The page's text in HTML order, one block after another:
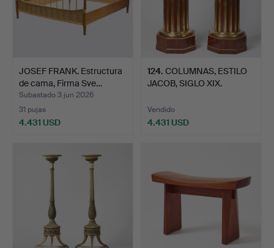
JOSEF FRANK. Estructura
de cama, Firma Sve…
Subastado 3 jun 2026
31 pujas
4.431 USD
124. COLUMNAS, ESTILO
JACOB, SIGLO XIX.
Vendido
4.431 USD